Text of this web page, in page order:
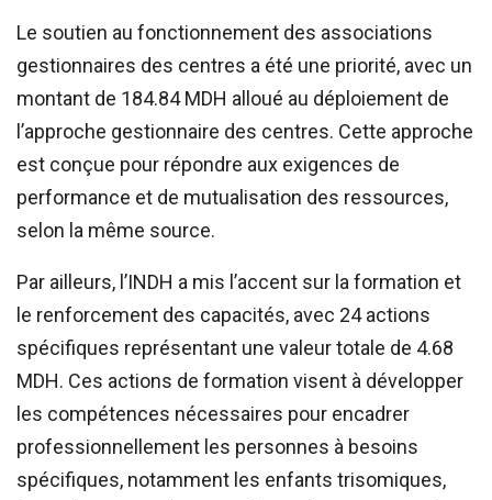
Le soutien au fonctionnement des associations
gestionnaires des centres a été une priorité, avec un
montant de 184.84 MDH alloué au déploiement de
l’approche gestionnaire des centres. Cette approche
est conçue pour répondre aux exigences de
performance et de mutualisation des ressources,
selon la même source.
Par ailleurs, l’INDH a mis l’accent sur la formation et
le renforcement des capacités, avec 24 actions
spécifiques représentant une valeur totale de 4.68
MDH. Ces actions de formation visent à développer
les compétences nécessaires pour encadrer
professionnellement les personnes à besoins
spécifiques, notamment les enfants trisomiques,